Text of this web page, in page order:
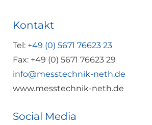
Kontakt
Tel: +49 (0) 5671 76623 23
Fax: +49 (0) 5671 76623 29
info@messtechnik-neth.de
www.messtechnik-neth.de
Social Media